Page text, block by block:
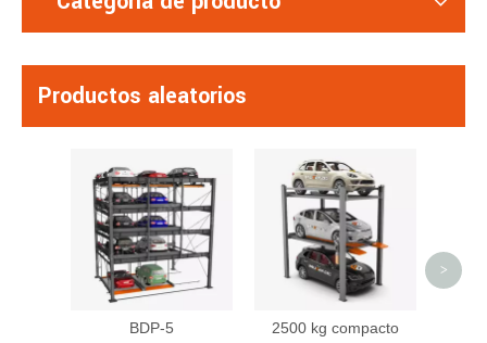
Productos aleatorios
BDP-5
2500 kg compacto
>